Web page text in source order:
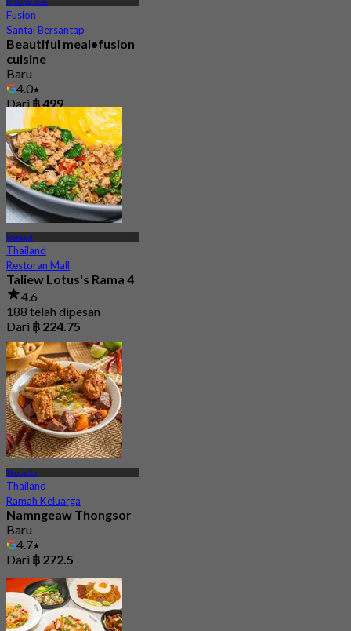
Fusion
Santai Bersantap
Beautiful meal•fusion
cuisine
Baru
4.0
Dari฿ 499
Rama 4
Thailand
Restoran Mall
Taliew Lotus's Rama 4
4.6
188 telah dipesan
Dari ฿ 224.75
Thonglor
Thailand
Ramah Keluarga
Namngeaw Thongsor
Baru
4.7
Dari ฿ 272.5